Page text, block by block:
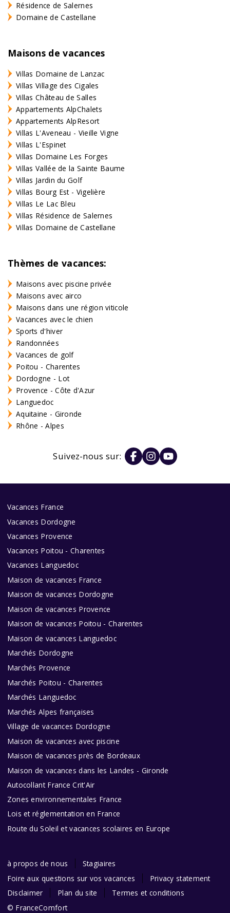
Résidence de Salernes
Domaine de Castellane
Maisons de vacances
Villas Domaine de Lanzac
Villas Village des Cigales
Villas Château de Salles
Appartements AlpChalets
Appartements AlpResort
Villas L'Aveneau - Vieille Vigne
Villas L'Espinet
Villas Domaine Les Forges
Villas Vallée de la Sainte Baume
Villas Jardin du Golf
Villas Bourg Est - Vigelière
Villas Le Lac Bleu
Villas Résidence de Salernes
Villas Domaine de Castellane
Thèmes de vacances:
Maisons avec piscine privée
Maisons avec airco
Maisons dans une région viticole
Vacances avec le chien
Sports d'hiver
Randonnées
Vacances de golf
Poitou - Charentes
Dordogne - Lot
Provence - Côte d'Azur
Languedoc
Aquitaine - Gironde
Rhône - Alpes
Suivez-nous sur:
Vacances France
Vacances Dordogne
Vacances Provence
Vacances Poitou - Charentes
Vacances Languedoc
Maison de vacances France
Maison de vacances Dordogne
Maison de vacances Provence
Maison de vacances Poitou - Charentes
Maison de vacances Languedoc
Marchés Dordogne
Marchés Provence
Marchés Poitou - Charentes
Marchés Languedoc
Marchés Alpes françaises
Village de vacances Dordogne
Maison de vacances avec piscine
Maison de vacances près de Bordeaux
Maison de vacances dans les Landes - Gironde
Autocollant France Crit'Air
Zones environnementales France
Lois et réglementation en France
Route du Soleil et vacances scolaires en Europe
à propos de nous
Stagiaires
Foire aux questions sur vos vacances
Privacy statement
Disclaimer
Plan du site
Termes et conditions
© FranceComfort